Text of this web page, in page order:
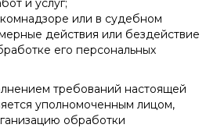
и услуг;
или в судебном
действия или бездействие
его персональных
требований настоящей
уполномоченным лицом,
обработки